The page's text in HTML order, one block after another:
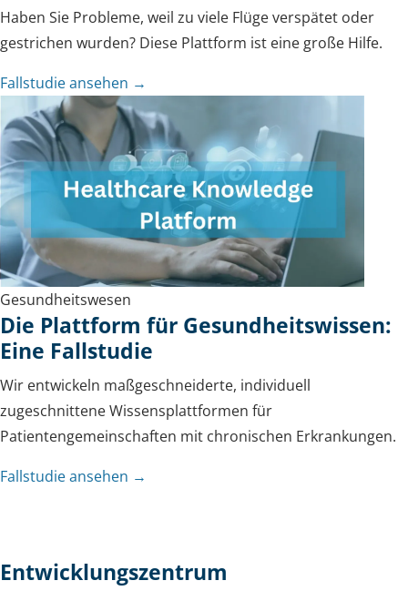
Haben Sie Probleme, weil zu viele Flüge verspätet oder
gestrichen wurden? Diese Plattform ist eine große Hilfe.
Fallstudie ansehen →
Gesundheitswesen
Die Plattform für Gesundheitswissen:
Eine Fallstudie
Wir entwickeln maßgeschneiderte, individuell
zugeschnittene Wissensplattformen für
Patientengemeinschaften mit chronischen Erkrankungen.
Fallstudie ansehen →
Entwicklungszentrum